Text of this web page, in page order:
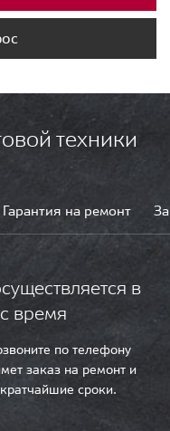
техники
Гарантия на ремонт
в
время
по телефону
заказ на ремонт и
сроки.